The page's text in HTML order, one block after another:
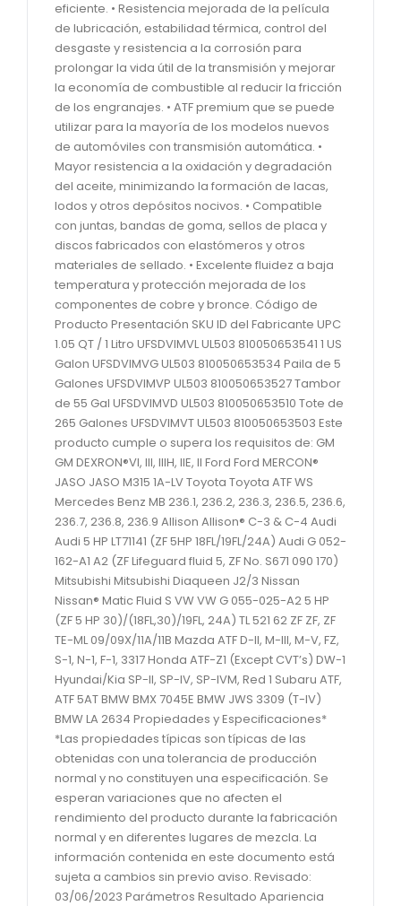
eficiente. • Resistencia mejorada de la película
de lubricación, estabilidad térmica, control del
desgaste y resistencia a la corrosión para
prolongar la vida útil de la transmisión y mejorar
la economía de combustible al reducir la fricción
de los engranajes. • ATF premium que se puede
utilizar para la mayoría de los modelos nuevos
de automóviles con transmisión automática. •
Mayor resistencia a la oxidación y degradación
del aceite, minimizando la formación de lacas,
lodos y otros depósitos nocivos. • Compatible
con juntas, bandas de goma, sellos de placa y
discos fabricados con elastómeros y otros
materiales de sellado. • Excelente fluidez a baja
temperatura y protección mejorada de los
componentes de cobre y bronce. Código de
Producto Presentación SKU ID del Fabricante UPC
1.05 QT / 1 Litro UFSDVIMVL UL503 810050653541 1 US
Galon UFSDVIMVG UL503 810050653534 Paila de 5
Galones UFSDVIMVP UL503 810050653527 Tambor
de 55 Gal UFSDVIMVD UL503 810050653510 Tote de
265 Galones UFSDVIMVT UL503 810050653503 Este
producto cumple o supera los requisitos de: GM
GM DEXRON®VI, III, IIIH, IIE, II Ford Ford MERCON®
JASO JASO M315 1A-LV Toyota Toyota ATF WS
Mercedes Benz MB 236.1, 236.2, 236.3, 236.5, 236.6,
236.7, 236.8, 236.9 Allison Allison® C-3 & C-4 Audi
Audi 5 HP LT71141 (ZF 5HP 18FL/19FL/24A) Audi G 052-
162-A1 A2 (ZF Lifeguard fluid 5, ZF No. S671 090 170)
Mitsubishi Mitsubishi Diaqueen J2/3 Nissan
Nissan® Matic Fluid S VW VW G 055-025-A2 5 HP
(ZF 5 HP 30)/(18FL,30)/19FL, 24A) TL 521 62 ZF ZF, ZF
TE-ML 09/09X/11A/11B Mazda ATF D-II, M-III, M-V, FZ,
S-1, N-1, F-1, 3317 Honda ATF-Z1 (Except CVT’s) DW-1
Hyundai/Kia SP-II, SP-IV, SP-IVM, Red 1 Subaru ATF,
ATF 5AT BMW BMX 7045E BMW JWS 3309 (T-IV)
BMW LA 2634 Propiedades y Especificaciones*
*Las propiedades típicas son típicas de las
obtenidas con una tolerancia de producción
normal y no constituyen una especificación. Se
esperan variaciones que no afecten el
rendimiento del producto durante la fabricación
normal y en diferentes lugares de mezcla. La
información contenida en este documento está
sujeta a cambios sin previo aviso. Revisado:
03/06/2023 Parámetros Resultado Apariencia